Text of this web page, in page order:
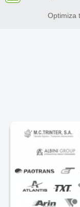
Optimiza